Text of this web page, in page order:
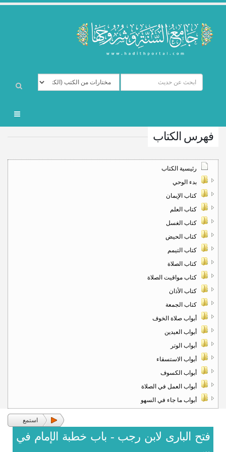
فهرس الكتاب
رئيسية الكتاب
بدء الوحي
كتاب الإيمان
كتاب العلم
كتاب الغسل
كتاب الحيض
كتاب التيمم
كتاب الصلاة
كتاب مواقيت الصلاة
كتاب الأذان
كتاب الجمعة
أبواب صلاة الخوف
أبواب العيدين
أبواب الوتر
أبواب الاستسقاء
أبواب الكسوف
أبواب العمل في الصلاة
أبواب ما جاء في السهو
استمع
فتح البارى لابن رجب - باب خطبة الإمام في